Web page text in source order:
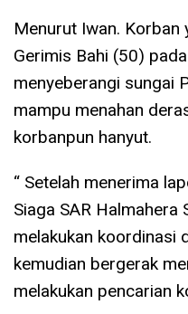
Menurut Iwan. Korban
Gerimis Bahi (50)
menyeberangi sungai
mampu menahan
korbanpun hanyut.
“ Setelah menerima
Siaga SAR Halmahera
melakukan koordinasi
kemudian bergerak
melakukan pencarian